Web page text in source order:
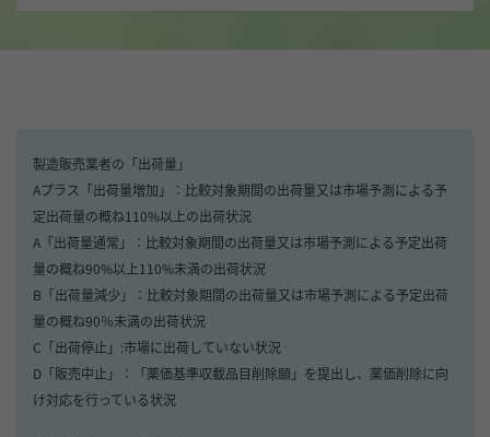
製造販売業者の「出荷量」
Aプラス「出荷量増加」：比較対象期間の出荷量又は市場予測による予
定出荷量の概ね110%以上の出荷状況
A「出荷量通常」：比較対象期間の出荷量又は市場予測による予定出荷
量の概ね90%以上110%未満の出荷状況
B「出荷量減少」：比較対象期間の出荷量又は市場予測による予定出荷
量の概ね90％未満の出荷状況
C「出荷停止」:市場に出荷していない状況
D「販売中止」：「薬価基準収載品目削除願」を提出し、薬価削除に向
け対応を行っている状況